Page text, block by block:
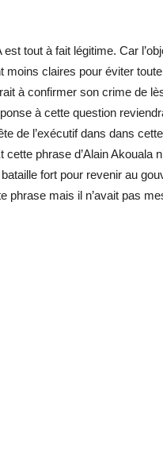
tout à fait légitime. Car
moins claires pour éviter
à confirmer son crime de
à cette question
de l’exécutif dans dans
phrase d’Alain Akouala
fort pour revenir au
phrase mais il n’avait pas